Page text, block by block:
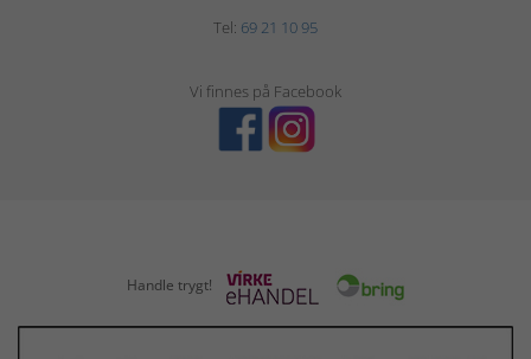
Tel: 69 21 10 95
Vi finnes på Facebook
Handle trygt!